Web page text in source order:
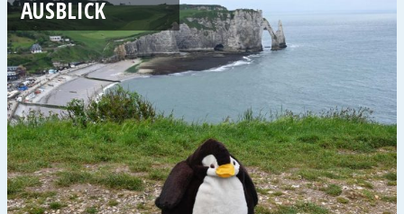
AUSBLICK